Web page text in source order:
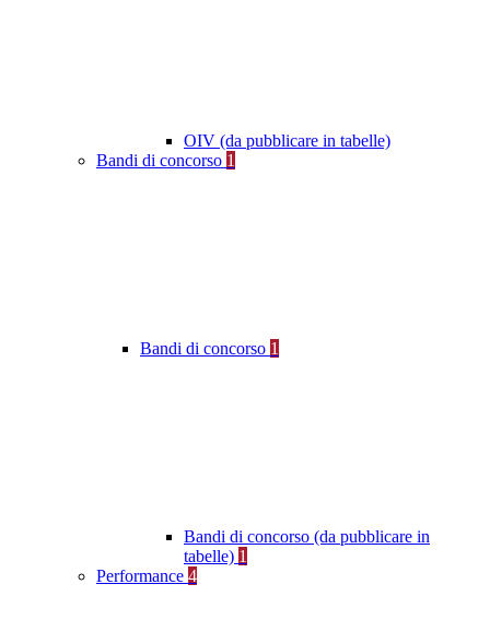
OIV (da pubblicare in tabelle)
Bandi di concorso 1
Bandi di concorso 1
Bandi di concorso (da pubblicare in
tabelle) 1
Performance 4